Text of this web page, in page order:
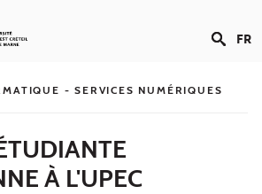
FR
- SERVICES NUMÉRIQUES
À L'UPEC